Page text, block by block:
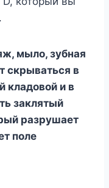
мыло, зубная
скрываться в
кладовой и в
заклятый
разрушает
поле